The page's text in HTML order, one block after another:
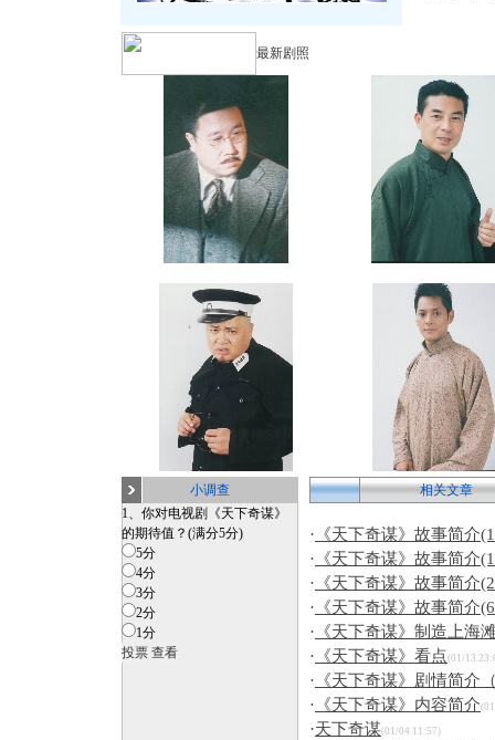
最新剧照
小调查
1、你对电视剧《天下奇谋》
的期待值？(满分5分)
5分
4分
3分
2分
1分
相关文章
· 《天下奇谋》故事简介
· 《天下奇谋》故事简介
· 《天下奇谋》故事简介
· 《天下奇谋》故事简介
· 《天下奇谋》制造上海
· 《天下奇谋》看点(01/13
· 《天下奇谋》剧情简介
· 《天下奇谋》内容简介
·天下奇谋(01/04 11:57)